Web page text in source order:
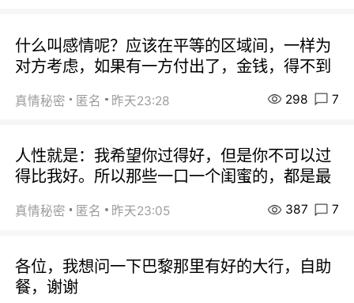
什么叫感情呢？应该在平等的区域间，一样为
对方考虑，如果有一方付出了，金钱，得不到
真情秘密 匿名 昨天23:28 298 7
人性就是：我希望你过得好，但是你不可以过
得比我好。所以那些一口一个闺蜜的，都是最
真情秘密 匿名 昨天23:05 387 7
各位，我想问一下巴黎那里有好的大行，自助
餐，谢谢